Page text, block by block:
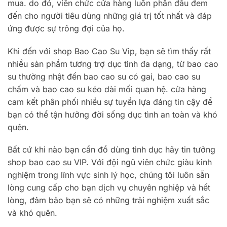
mua. do đó, viên chức cửa hàng luôn phấn đấu đem
đến cho người tiêu dùng những giá trị tốt nhất và đáp
ứng được sự trông đợi của họ.
Khi đến với shop Bao Cao Su Vip, bạn sẽ tìm thấy rất
nhiều sản phẩm tương trợ dục tình đa dạng, từ bao cao
su thường nhật đến bao cao su có gai, bao cao su
chấm và bao cao su kéo dài mối quan hệ. cửa hàng
cam kết phân phối nhiều sự tuyển lựa đáng tin cậy để
bạn có thể tận hưởng đời sống dục tình an toàn và khó
quên.
Bất cứ khi nào bạn cần đồ dùng tình dục hãy tin tưởng
shop bao cao su VIP. Với đội ngũ viên chức giàu kinh
nghiệm trong lĩnh vực sinh lý học, chúng tôi luôn sẵn
lòng cung cấp cho bạn dịch vụ chuyên nghiệp và hết
lòng, đảm bảo bạn sẽ có những trải nghiệm xuất sắc
và khó quên.